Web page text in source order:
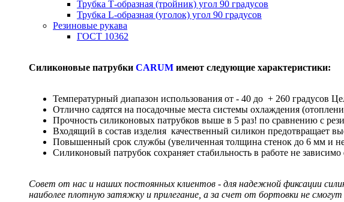
Трубка Т-образная (тройник) угол 90 градусов
Трубка L-образная (уголок) угол 90 градусов
Резиновые рукава
ГОСТ 10362
Силиконовые патрубки CARUM имеют следующие характеристики:
Температурный диапазон использования от - 40 до + 260 градусов
Отлично садятся на посадочные места системы охлаждения
Прочность силиконовых патрубков выше в 5 раз! по сравнению с
Входящий в состав изделия качественный силикон предотвращает
Повышенный срок службы (увеличенная толщина стенок до 6 мм и
Силиконовый патрубок сохраняет стабильность в работе не
Совет от нас и наших постоянных клиентов - для надежной фиксации
наиболее плотную затяжку и прилегание, а за счет от бортовки не